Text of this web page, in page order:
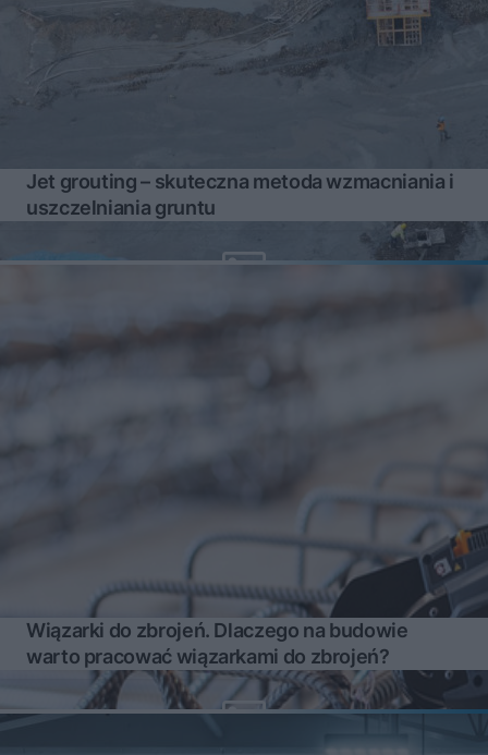
Jet grouting – skuteczna metoda wzmacniania i
uszczelniania gruntu
Wiązarki do zbrojeń. Dlaczego na budowie
warto pracować wiązarkami do zbrojeń?